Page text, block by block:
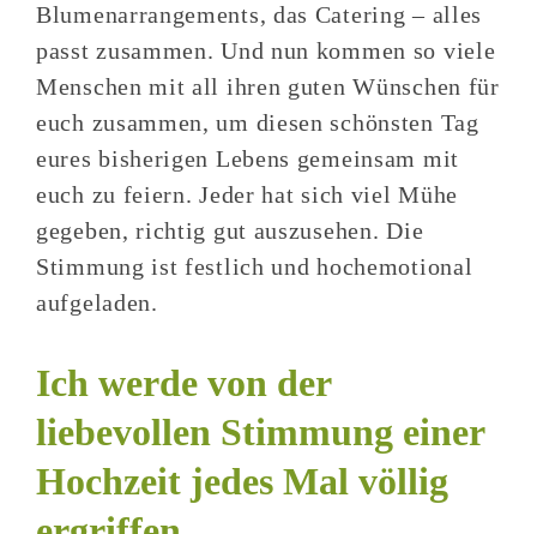
Blumenarrangements, das Catering – alles
passt zusammen. Und nun kommen so viele
Menschen mit all ihren guten Wünschen für
euch zusammen, um diesen schönsten Tag
eures bisherigen Lebens gemeinsam mit
euch zu feiern. Jeder hat sich viel Mühe
gegeben, richtig gut auszusehen. Die
Stimmung ist festlich und hochemotional
aufgeladen.
Ich werde von der
liebevollen Stimmung einer
Hochzeit jedes Mal völlig